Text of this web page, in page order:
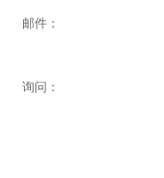
邮件：
询问：